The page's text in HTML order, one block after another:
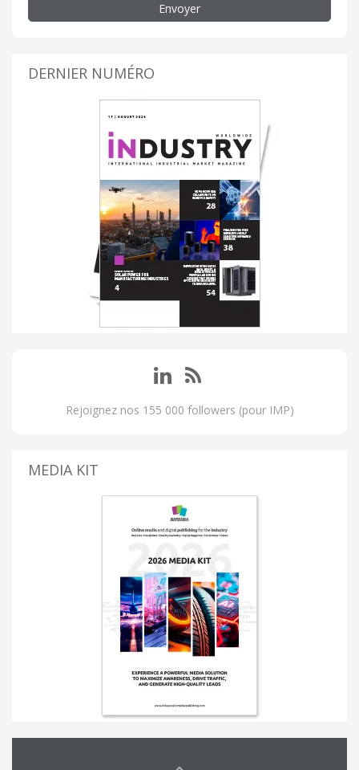
Envoyer
DERNIER NUMÉRO
Rejoignez nos 155 000 followers (pour IMP)
MEDIA KIT